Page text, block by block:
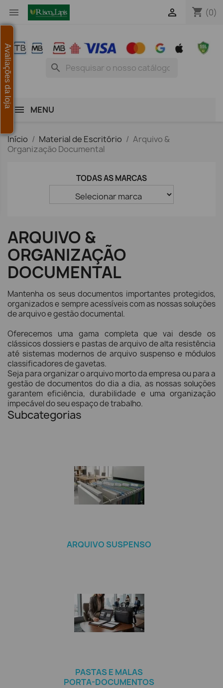
 shopping_cart (0)

search
MENU
Início Material de Escritório
Arquivo &
Organização Documental
TODAS AS MARCAS
ARQUIVO &
ORGANIZAÇÃO
DOCUMENTAL
Mantenha os seus documentos importantes protegidos,
organizados e sempre acessíveis com as nossas soluções
de arquivo e gestão documental.
Oferecemos uma gama completa que vai desde os
clássicos dossiers e pastas de arquivo de alta resistência
até sistemas modernos de arquivo suspenso e módulos
classificadores de gavetas.
Seja para organizar o arquivo morto da empresa ou para a
gestão de documentos do dia a dia, as nossas soluções
garantem eficiência, durabilidade e uma organização
impecável do seu espaço de trabalho.
Subcategorias
ARQUIVO SUSPENSO
PASTAS E MALAS
PORTA-DOCUMENTOS
Avaliações da loja